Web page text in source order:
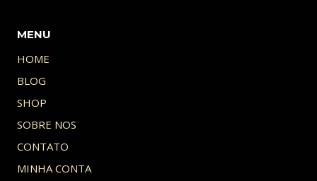
MENU
HOME
BLOG
SHOP
SOBRE NOS
CONTATO
MINHA CONTA